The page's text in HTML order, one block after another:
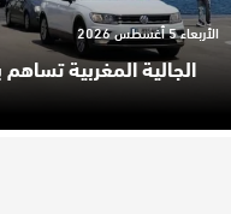
الأربعاء 5 أغسطس 2026